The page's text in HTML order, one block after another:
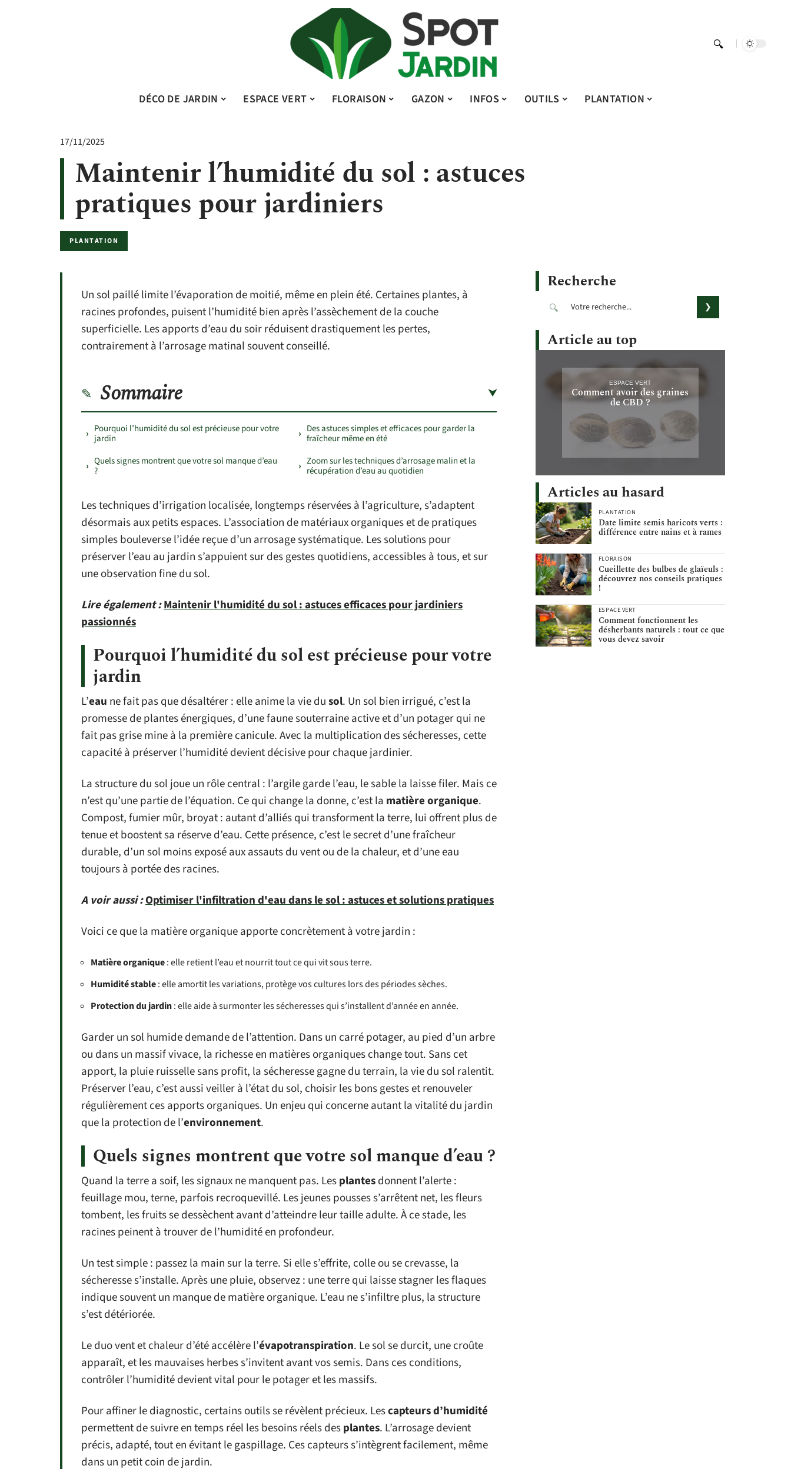
DÉCO DE JARDIN ESPACE VERT FLORAISON GAZON INFOS OUTILS PLANTATION
17/11/2025
Maintenir l’humidité du sol : astuces
pratiques pour jardiniers
PLANTATION
Un sol paillé limite l’évaporation de moitié, même en plein été. Certaines plantes, à
racines profondes, puisent l’humidité bien après l’assèchement de la couche
superficielle. Les apports d’eau du soir réduisent drastiquement les pertes,
contrairement à l’arrosage matinal souvent conseillé.
Sommaire
Pourquoi l’humidité du sol est précieuse pour votre
jardin
Quels signes montrent que votre sol manque d’eau
?
Des astuces simples et efficaces pour garder la
fraîcheur même en été
Zoom sur les techniques d’arrosage malin et la
récupération d’eau au quotidien
Les techniques d’irrigation localisée, longtemps réservées à l’agriculture, s’adaptent
désormais aux petits espaces. L’association de matériaux organiques et de pratiques
simples bouleverse l’idée reçue d’un arrosage systématique. Les solutions pour
préserver l’eau au jardin s’appuient sur des gestes quotidiens, accessibles à tous, et sur
une observation fine du sol.
Lire également :Maintenir l'humidité du sol : astuces efficaces pour jardiniers
passionnés
Pourquoi l’humidité du sol est précieuse pour votre
jardin
L’eau ne fait pas que désaltérer : elle anime la vie dusol. Un sol bien irrigué, c’est la
promesse de plantes énergiques, d’une faune souterraine active et d’un potager qui ne
fait pas grise mine à la première canicule. Avec la multiplication des sécheresses, cette
capacité à préserver l’humidité devient décisive pour chaque jardinier.
La structure du sol joue un rôle central : l’argile garde l’eau, le sable la laisse filer. Mais ce
n’est qu’une partie de l’équation. Ce qui change la donne, c’est la matière organique.
Compost, fumier mûr, broyat : autant d’alliés qui transforment la terre, lui offrent plus de
tenue et boostent sa réserve d’eau. Cette présence, c’est le secret d’une fraîcheur
durable, d’un sol moins exposé aux assauts du vent ou de la chaleur, et d’une eau
toujours à portée des racines.
A voir aussi :Optimiser l'infiltration d'eau dans le sol : astuces et solutions pratiques
Voici ce que la matière organique apporte concrètement à votre jardin :
Matière organique: elle retient l’eau et nourrit tout ce qui vit sous terre.
Humidité stable: elle amortit les variations, protège vos cultures lors des périodes sèches.
Protection du jardin: elle aide à surmonter les sécheresses qui s’installent d’année en année.
Garder un sol humide demande de l’attention. Dans un carré potager, au pied d’un arbre
ou dans un massif vivace, la richesse en matières organiques change tout. Sans cet
apport, la pluie ruisselle sans profit, la sécheresse gagne du terrain, la vie du sol ralentit.
Préserver l’eau, c’est aussi veiller à l’état du sol, choisir les bons gestes et renouveler
régulièrement ces apports organiques. Un enjeu qui concerne autant la vitalité du jardin
que la protection de l’environnement.
Quels signes montrent que votre sol manque d’eau ?
Quand la terre a soif, les signaux ne manquent pas. Lesplantesdonnent l’alerte :
feuillage mou, terne, parfois recroquevillé. Les jeunes pousses s’arrêtent net, les fleurs
tombent, les fruits se dessèchent avant d’atteindre leur taille adulte. À ce stade, les
racines peinent à trouver de l’humidité en profondeur.
Un test simple : passez la main sur la terre. Si elle s’effrite, colle ou se crevasse, la
sécheresse s’installe. Après une pluie, observez : une terre qui laisse stagner les flaques
indique souvent un manque de matière organique. L’eau ne s’infiltre plus, la structure
s’est détériorée.
Le duo vent et chaleur d’été accélère l’évapotranspiration. Le sol se durcit, une croûte
apparaît, et les mauvaises herbes s’invitent avant vos semis. Dans ces conditions,
contrôler l’humidité devient vital pour le potager et les massifs.
Pour affiner le diagnostic, certains outils se révèlent précieux. Lescapteurs d’humidité
permettent de suivre en temps réel les besoins réels desplantes. L’arrosage devient
précis, adapté, tout en évitant le gaspillage. Ces capteurs s’intègrent facilement, même
dans un petit coin de jardin.
Recherche
Article au top
ESPACE VERT
Comment avoir des graines
de CBD ?
Articles au hasard
PLANTATION
Date limite semis haricots verts :
différence entre nains et à rames
FLORAISON
Cueillette des bulbes de glaïeuls :
découvrez nos conseils pratiques
!
ESPACE VERT
Comment fonctionnent les
désherbants naturels : tout ce que
vous devez savoir